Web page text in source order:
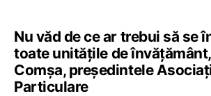
Nu văd de ce ar trebui să se
toate unitățile de
Comșa, președintele
Particulare